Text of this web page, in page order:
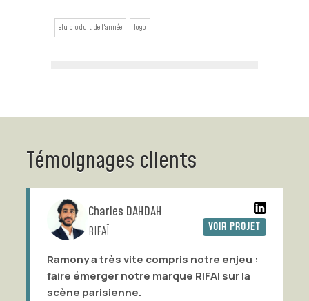
elu produit de l'année logo
Témoignages clients
Charles DAHDAH
RIFAÏ VOIR PROJET
Ramony a très vite compris notre enjeu :
faire émerger notre marque RIFAI sur la
scène parisienne.